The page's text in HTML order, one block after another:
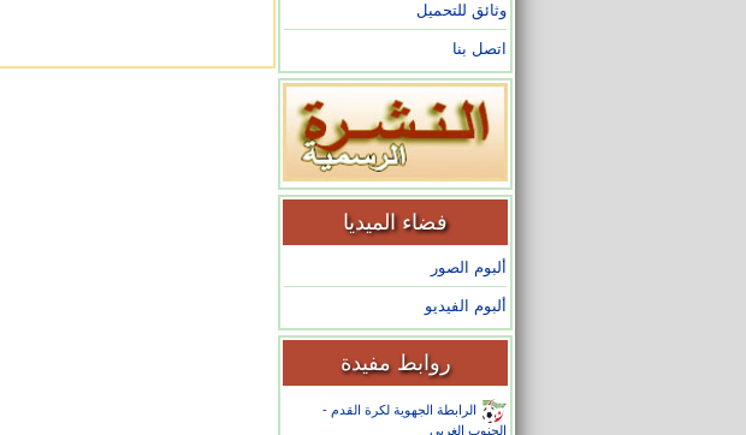
وثائق للتحميل
اتصل بنا
فضاء الميديا
ألبوم الصور
ألبوم الفيديو
روابط مفيدة
الرابطة الجهوية لكرة القدم -
الجنوب الغربي